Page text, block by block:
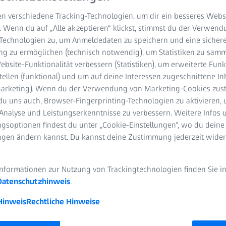
und ihrer
ist freiberuflicher Berater für private Augenkliniken und
Erfahrung in der refraktiven Chirurgie, Kataraktchirurgie,
verschiedene Tracking-Technologien, um dir ein besseres
Wenn du auf „Alle akzeptieren“ klickst, stimmst du der
zu, um Anmeldedaten zu speichern und eine sichere
zu ermöglichen (technisch notwendig), um Statistiken zu
Funktionalität verbessern (Statistiken), um erweiterte
(funktional) und um auf deine Interessen zugeschnittene
Wenn du der Verwendung von Marketing-Cookies
uns auch, Browser-Fingerprinting-Technologien zu aktivieren,
und Leistungserkenntnisse zu verbessern. Weitere Infos
findest du unter „Cookie-Einstellungen“, wo du deine
ändern kannst. Du kannst deine Zustimmung jederzeit
zur Nutzung von Trackingtechnologien finden Sie in
.
Rechtliche Hinweise